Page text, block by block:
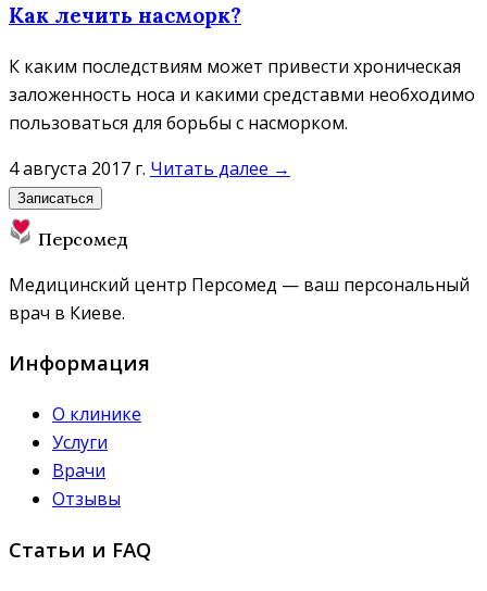
Как лечить насморк?
К каким последствиям может привести хроническая
заложенность носа и какими средставми необходимо
пользоваться для борьбы с насморком.
4 августа 2017 г. Читать далее →
Записаться
Персомед
Медицинский центр Персомед — ваш персональный
врач в Киеве.
Информация
О клинике
Услуги
Врачи
Отзывы
Статьи и FAQ